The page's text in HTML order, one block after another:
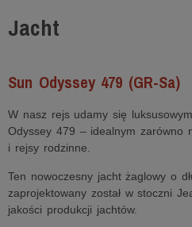
Jacht
Sun Odyssey 479 (GR-Sa)
W nasz rejs udamy się
Odyssey 479 – idealnym zarówno
i rejsy rodzinne.
Ten nowoczesny jacht żaglowy o
zaprojektowany został w stoczni
jakości produkcji jachtów.